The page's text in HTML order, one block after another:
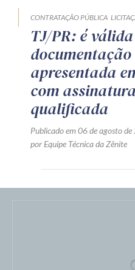
CONTRATAÇÃO PÚBLICA
TJ/PR: é
apresentada
com
qualificada
Publicado em 06 de agosto
por Equipe Técnica da Zênite